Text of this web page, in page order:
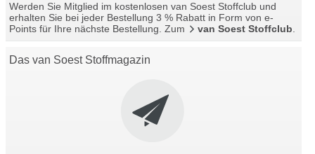
Werden Sie Mitglied im kostenlosen van Soest Stoffclub und
erhalten Sie bei jeder Bestellung 3 % Rabatt in Form von e-
Points für Ihre nächste Bestellung. Zum
van Soest Stoffclub
Das van Soest Stoffmagazin